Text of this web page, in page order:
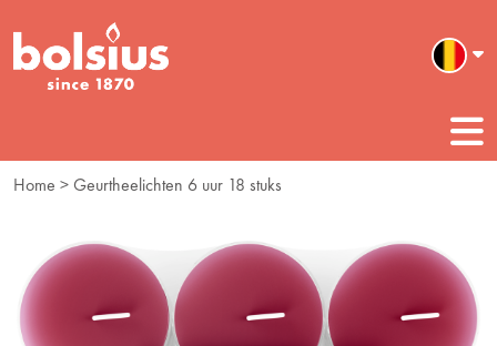
Home > Geurtheelichten 6 uur 18 stuks